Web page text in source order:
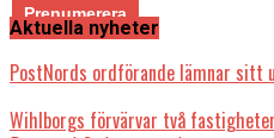
Läs också:
PostNords ordförande lämnar sitt
Wihlborgs förvärvar två
Aktuella nyheter